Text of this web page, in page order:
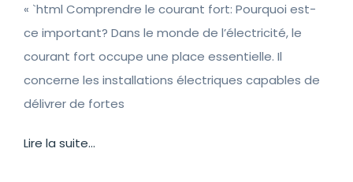
« `html Comprendre le courant fort: Pourquoi est-
ce important? Dans le monde de l’électricité, le
courant fort occupe une place essentielle. Il
concerne les installations électriques capables de
délivrer de fortes
Lire la suite...